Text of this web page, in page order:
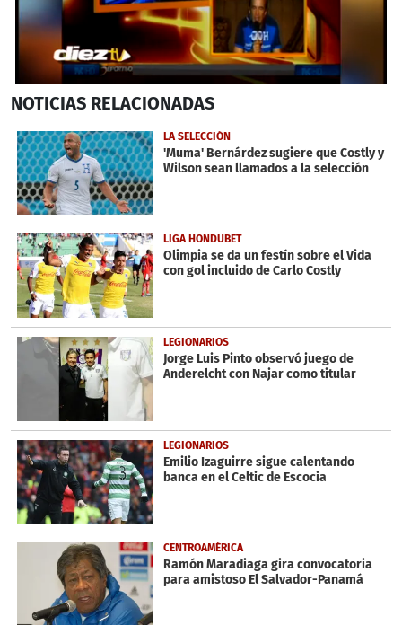
seconds
1
minute,
12
seconds
NOTICIAS RELACIONADAS
LA SELECCIÓN
'Muma' Bernárdez sugiere que Costly y
Wilson sean llamados a la selección
LIGA HONDUBET
Olimpia se da un festín sobre el Vida
con gol incluido de Carlo Costly
LEGIONARIOS
Jorge Luis Pinto observó juego de
Anderelcht con Najar como titular
LEGIONARIOS
Emilio Izaguirre sigue calentando
banca en el Celtic de Escocia
CENTROAMÉRICA
Ramón Maradiaga gira convocatoria
para amistoso El Salvador-Panamá